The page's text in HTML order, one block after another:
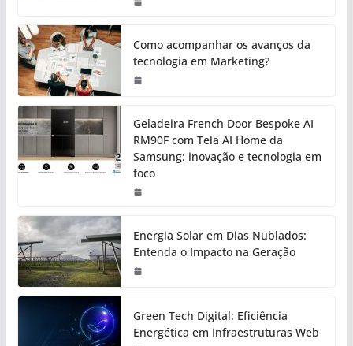
Como acompanhar os avanços da
tecnologia em Marketing?
Geladeira French Door Bespoke AI
RM90F com Tela AI Home da
Samsung: inovação e tecnologia em
foco
Energia Solar em Dias Nublados:
Entenda o Impacto na Geração
Green Tech Digital: Eficiência
Energética em Infraestruturas Web